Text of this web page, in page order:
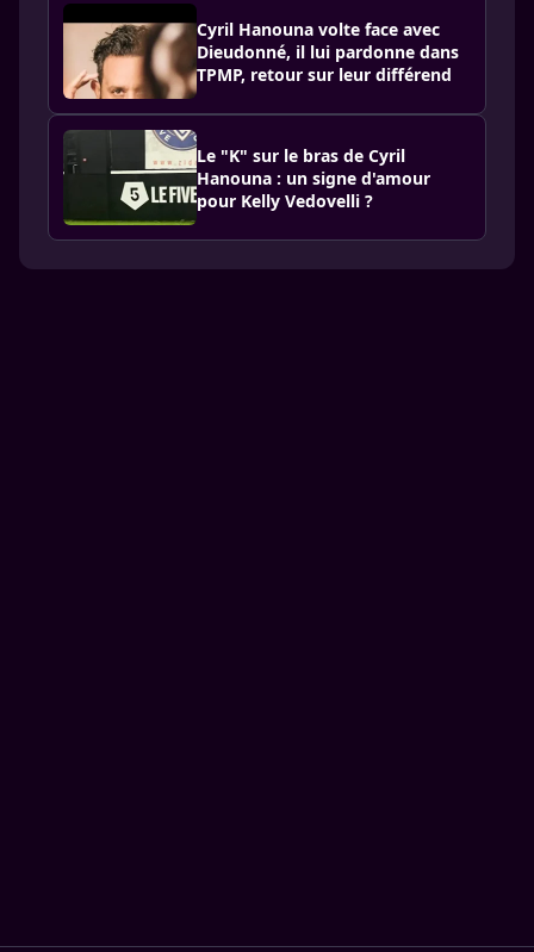
Cyril Hanouna volte face avec
Dieudonné, il lui pardonne dans
TPMP, retour sur leur différend
Le "K" sur le bras de Cyril
Hanouna : un signe d'amour
pour Kelly Vedovelli ?